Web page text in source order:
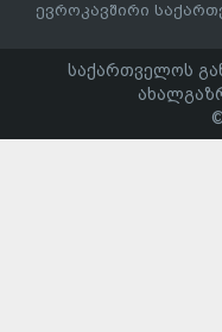
ევროკავშირი
საქართველოს